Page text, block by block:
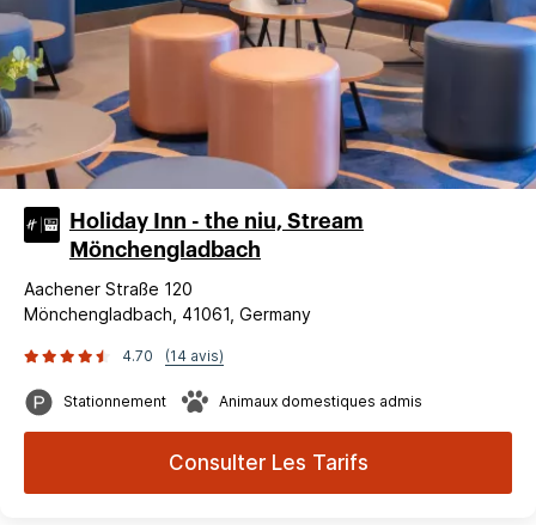
Holiday Inn - the niu, Stream
Mönchengladbach
Aachener Straße 120
Mönchengladbach, 41061, Germany
4.70 (14 avis)
Stationnement Animaux domestiques admis
Consulter Les Tarifs